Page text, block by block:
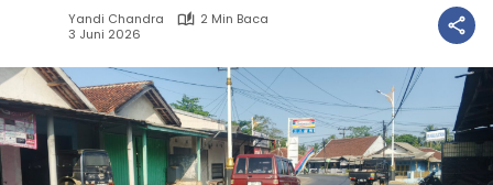
Yandi Chandra
2 Min Baca
3 Juni 2026